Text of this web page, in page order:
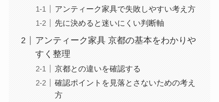
アンティーク家具で失敗しやすい考え方
先に決めると迷いにくい判断軸
アンティーク家具 京都の基本をわかりや
すく整理
京都との違いを確認する
確認ポイントを見落とさないための考え
方